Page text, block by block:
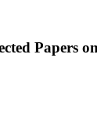
Papers